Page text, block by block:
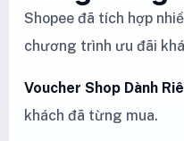
Shopee đã tích hợp
chương trình ưu đãi
Voucher Shop Dành
khách đã từng mua.